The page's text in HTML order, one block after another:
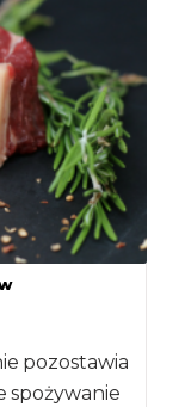
pozostawia
spożywanie